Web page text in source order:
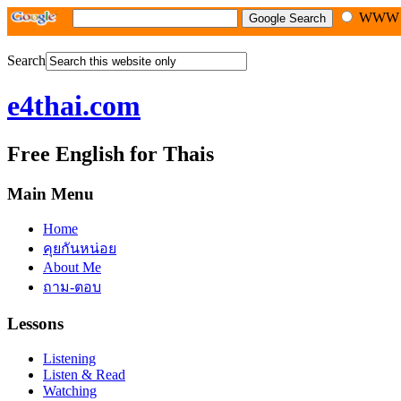
WWW
Search
e4thai.com
Free English for Thais
Main Menu
Home
คุยกันหน่อย
About Me
ถาม-ตอบ
Lessons
Listening
Listen & Read
Watching